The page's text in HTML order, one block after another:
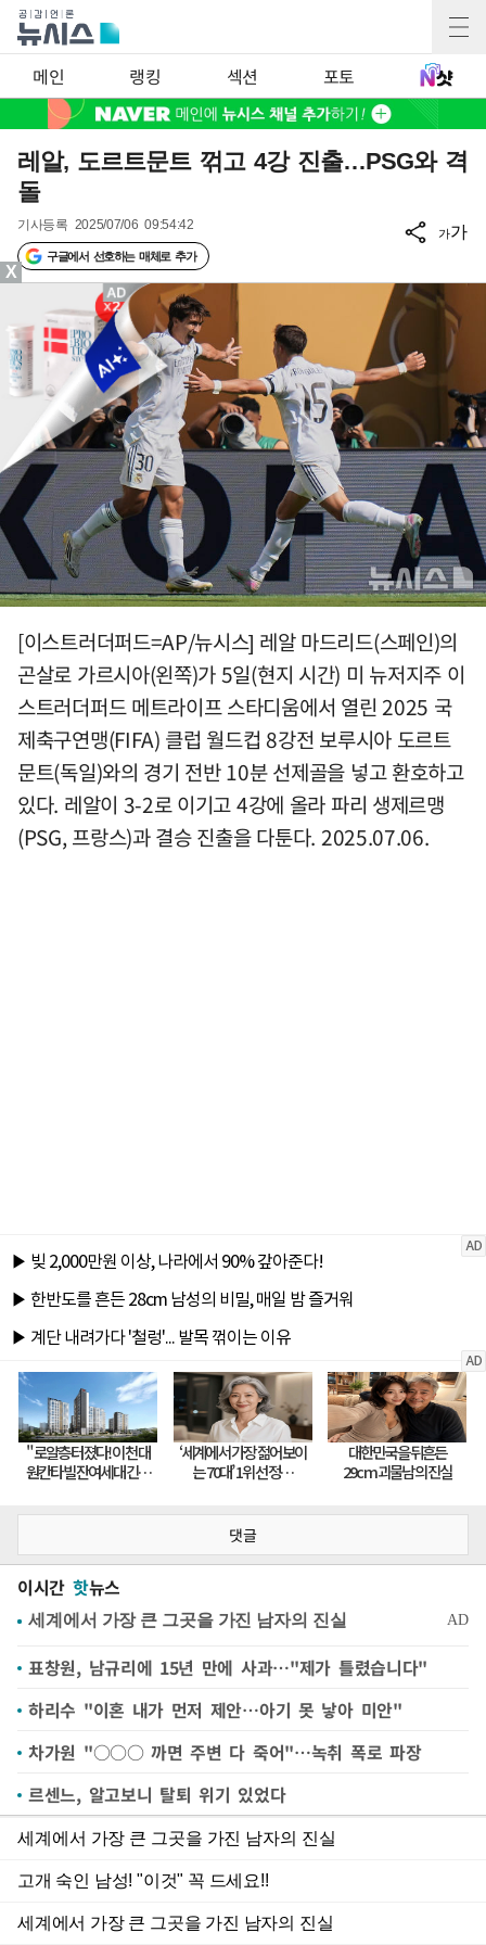
메인 랭킹 섹션 포토
레알, 도르트문트 꺾고 4강 진출…PSG와 격
돌
기사등록 2025/07/06 09:54:42
구글에서 선호하는 매체로 추가
가가
[이스트러더퍼드=AP/뉴시스] 레알 마드리드(스페인)의
곤살로 가르시아(왼쪽)가 5일(현지 시간) 미 뉴저지주 이
스트러더퍼드 메트라이프 스타디움에서 열린 2025 국
제축구연맹(FIFA) 클럽 월드컵 8강전 보루시아 도르트
문트(독일)와의 경기 전반 10분 선제골을 넣고 환호하고
있다. 레알이 3-2로 이기고 4강에 올라 파리 생제르맹
(PSG, 프랑스)과 결승 진출을 다툰다. 2025.07.06.
댓글
이시간 핫뉴스
표창원, 남규리에 15년 만에 사과…"제가 틀렸습니다"
하리수 "이혼 내가 먼저 제안…아기 못 낳아 미안"
차가원 "○○○ 까면 주변 다 죽어"…녹취 폭로 파장
르센느, 알고보니 탈퇴 위기 있었다
X